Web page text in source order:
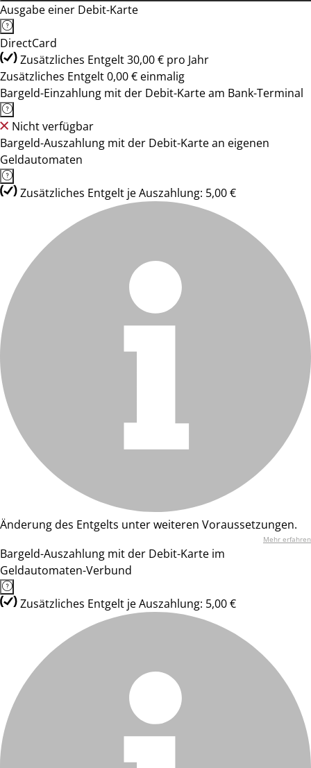
Ausgabe einer Debit-Karte
DirectCard
Zusätzliches Entgelt 30,00 € pro Jahr
Zusätzliches Entgelt 0,00 € einmalig
Bargeld-Einzahlung mit der Debit-Karte am Bank-Terminal
Nicht verfügbar
Bargeld-Auszahlung mit der Debit-Karte an eigenen
Geldautomaten
Zusätzliches Entgelt je Auszahlung: 5,00 €
Änderung des Entgelts unter weiteren Voraussetzungen.
Mehr erfahren
Bargeld-Auszahlung mit der Debit-Karte im
Geldautomaten-Verbund
Zusätzliches Entgelt je Auszahlung: 5,00 €